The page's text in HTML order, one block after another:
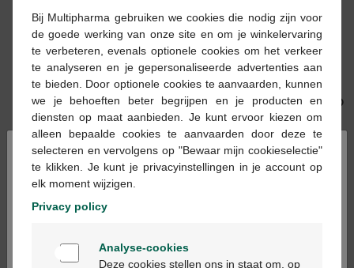
€ 10,61
B Braun Mini-plasco
NaCl 0,9% 20x10ml
€ 2,65
Sterop Aqua Voor
Injectie 100ml
Comfeel Plus
×
Bienvenue
Bij Multipharma gebruiken we cookies die nodig zijn voor
de goede werking van onze site en om je winkelervaring
te verbeteren, evenals optionele cookies om het verkeer
te analyseren en je gepersonaliseerde advertenties aan
te bieden. Door optionele cookies te aanvaarden, kunnen
we je behoeften beter begrijpen en je producten en
diensten op maat aanbieden. Je kunt ervoor kiezen om
alleen bepaalde cookies te aanvaarden door deze te
selecteren en vervolgens op "Bewaar mijn cookieselectie"
te klikken. Je kunt je privacyinstellingen in je account op
elk moment wijzigen.
Privacy policy
Analyse-cookies
Deze cookies stellen ons in staat om, op